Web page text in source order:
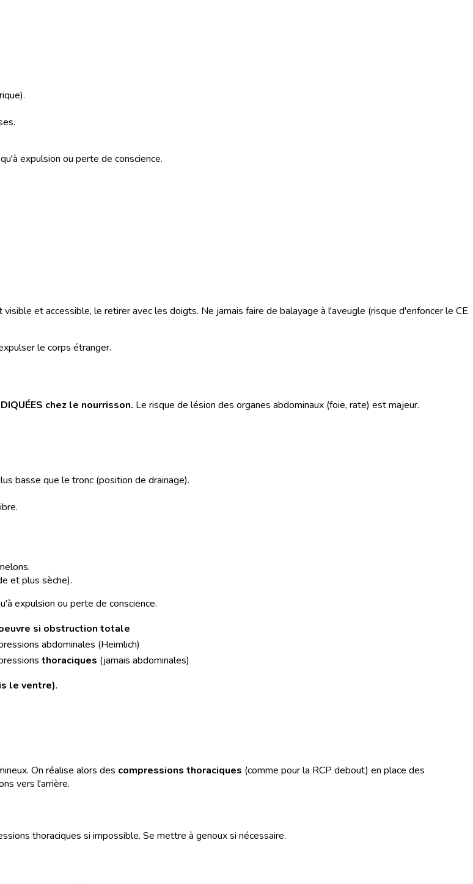
expulsion ou perte de conscience.
visible et accessible, le retirer avec les doigts. Ne jamais faire de balayage à l'aveugle (risque d'enfoncer le CE
le corps étranger.
chez le nourrisson. Le risque de lésion des organes abdominaux (foie, rate) est majeur.
basse que le tronc (position de drainage).
et plus sèche).
expulsion ou perte de conscience.
si obstruction totale
abdominales (Heimlich)
thoraciques (jamais abdominales)
le ventre).
On réalise alors des compressions thoraciques (comme pour la RCP debout) en place des
vers l'arrière.
thoraciques si impossible. Se mettre à genoux si nécessaire.